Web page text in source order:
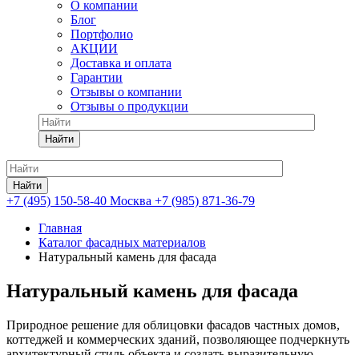
О компании
Блог
Портфолио
АКЦИИ
Доставка и оплата
Гарантии
Отзывы о компании
Отзывы о продукции
Найти
Найти
+7 (495) 150-58-40 Москва +7 (985) 871-36-79
Главная
Каталог фасадных материалов
Натуральный камень для фасада
Натуральный камень для фасада
Природное решение для облицовки фасадов частных домов,
коттеджей и коммерческих зданий, позволяющее подчеркнуть